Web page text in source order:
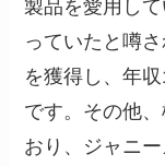
製品を愛用し
っていたと噂
を獲得し、年
です。その他
おり、ジャニ